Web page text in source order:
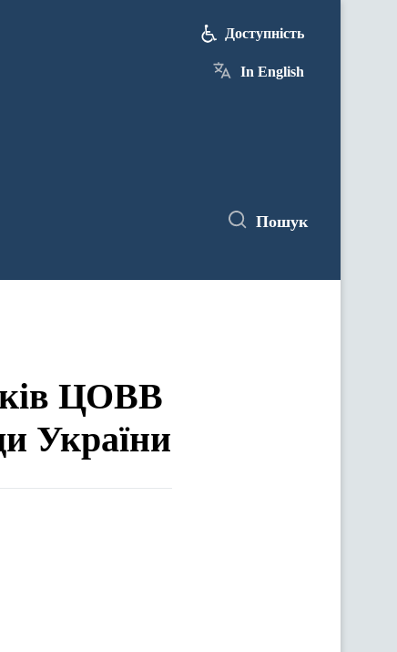
Доступність
In English
Пошук
у засіданнях комітетів Верховної Ради України
ЦОВВ
України